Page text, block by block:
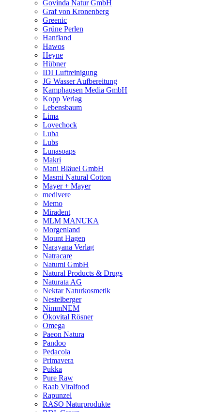
Govinda Natur GmbH
Graf von Kronenberg
Greenic
Grüne Perlen
Hanfland
Hawos
Heyne
Hübner
IDI Luftreinigung
JG Wasser Aufbereitung
Kamphausen Media GmbH
Kopp Verlag
Lebensbaum
Lima
Lovechock
Luba
Lubs
Lunasoaps
Makri
Mani Bläuel GmbH
Masmi Natural Cotton
Mayer + Mayer
medivere
Memo
Miradent
MLM MANUKA
Morgenland
Mount Hagen
Narayana Verlag
Natracare
Natumi GmbH
Natural Products & Drugs
Naturata AG
Nektar Naturkosmetik
Nestelberger
NimmNEM
Ökovital Rösner
Omega
Paeon Natura
Pandoo
Pedacola
Primavera
Pukka
Pure Raw
Raab Vitalfood
Rapunzel
RASO Naturprodukte